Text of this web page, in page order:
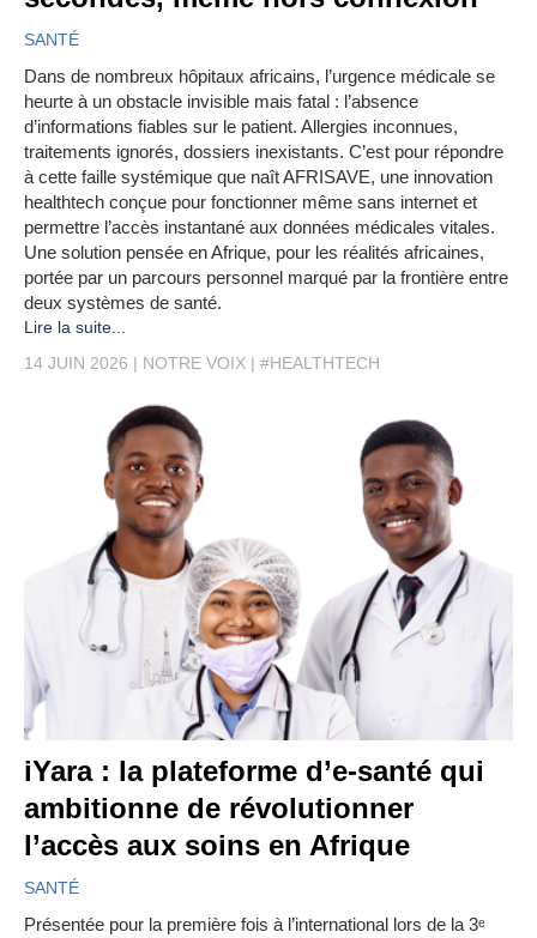
SANTÉ
Dans de nombreux hôpitaux africains, l’urgence médicale se
heurte à un obstacle invisible mais fatal : l’absence
d’informations fiables sur le patient. Allergies inconnues,
traitements ignorés, dossiers inexistants. C’est pour répondre
à cette faille systémique que naît AFRISAVE, une innovation
healthtech conçue pour fonctionner même sans internet et
permettre l’accès instantané aux données médicales vitales.
Une solution pensée en Afrique, pour les réalités africaines,
portée par un parcours personnel marqué par la frontière entre
deux systèmes de santé.
Lire la suite...
14 JUIN 2026
NOTRE VOIX #HEALTHTECH
iYara : la plateforme d’e-santé qui
ambitionne de révolutionner
l’accès aux soins en Afrique
SANTÉ
Présentée pour la première fois à l’international lors de la 3ᵉ